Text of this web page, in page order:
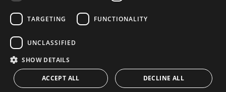
© 2026
Построено
CONTACT US
TARGETING FUNCTIONALITY
UNCLASSIFIED
SHOW DETAILS
ACCEPT ALL DECLINE ALL